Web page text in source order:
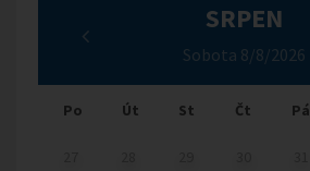
SRPEN
Sobota 8/8/2026
Po Út St Čt Pá